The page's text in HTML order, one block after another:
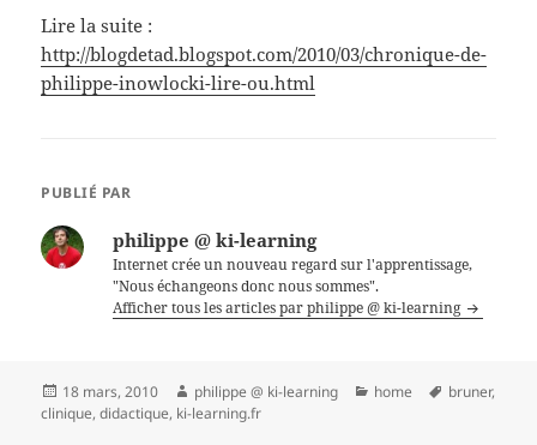
Lire la suite :
http://blogdetad.blogspot.com/2010/03/chronique-de-
philippe-inowlocki-lire-ou.html
PUBLIÉ PAR
philippe @ ki-learning
Internet crée un nouveau regard sur l'apprentissage,
"Nous échangeons donc nous sommes".
Afficher tous les articles par philippe @ ki-learning
Publié
le
18 mars, 2010 Auteur
philippe @ ki-learning Catégories
home
Mots-
bruner,
clinique,didactique, ki-learning.fr